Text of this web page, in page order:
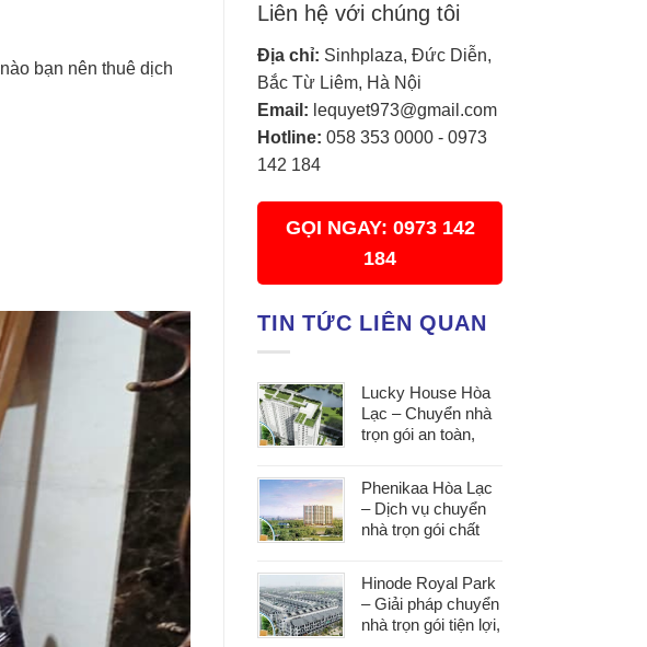
bạn nên thuê dịch
Liên hệ với chúng tôi
Địa chỉ: Sinhplaza, Đức Diễn,
Bắc Từ Liêm, Hà Nội
Email: lequyet973@gmail.com
Hotline: 058 353 0000 - 0973
142 184
GỌI NGAY: 0973 142
184
TIN TỨC LIÊN QUAN
Lucky House Hòa
Lạc – Chuyển nhà
trọn gói an toàn,
Phenikaa Hòa Lạc
– Dịch vụ chuyển
nhà trọn gói chất
Hinode Royal Park
– Giải pháp chuyển
nhà trọn gói tiện lợi,